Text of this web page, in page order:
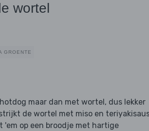
wortel
GROENTE
maar dan met wortel, dus lekker
de wortel met miso en
'em op een broodje met hartige